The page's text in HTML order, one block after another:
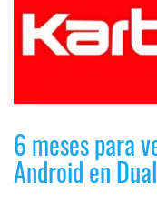
/
Aviso
Legal
El medio de
digital donde
encontrarás
todas las
6 meses para
Android en